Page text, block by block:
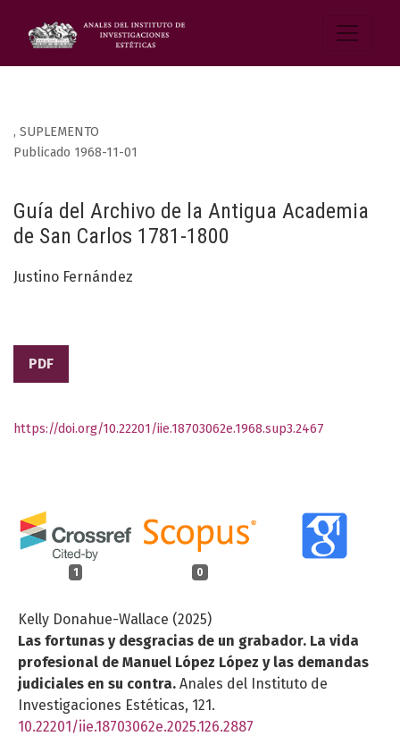
, SUPLEMENTO
Guía del Archivo de la Antigua Academia
de San Carlos 1781-1800
Publicado 1968-11-01
Justino Fernández
PDF
1 0
Kelly Donahue-Wallace (2025)
Las fortunas y desgracias de un grabador. La vida
profesional de Manuel López López y las demandas
judiciales en su contra. Anales del Instituto de
Investigaciones Estéticas, 121.
10.22201/iie.18703062e.2025.126.2887
https://doi.org/10.22201/iie.18703062e.1968.sup3.2467